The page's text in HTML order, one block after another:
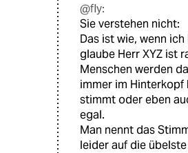
@fly:
Sie verstehen nicht:
Das ist wie, wenn
glaube Herr XYZ ist
Menschen werden
immer im Hinterkopf
stimmt oder eben
egal.
Man nennt das
leider auf die